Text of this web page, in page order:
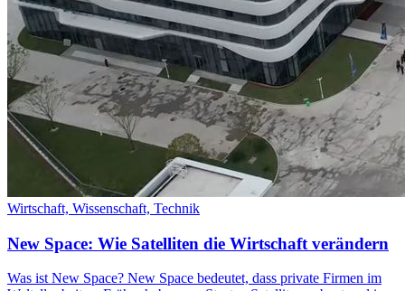
Wirtschaft, Wissenschaft, Technik
New Space: Wie Satelliten die Wirtschaft verändern
Was ist New Space? New Space bedeutet, dass private Firmen im